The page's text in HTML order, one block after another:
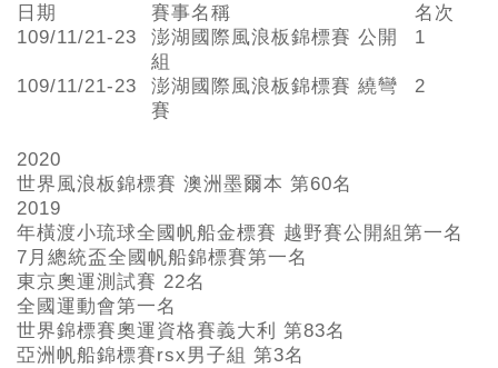
日期 賽事名稱
名次
109/11/21-23
澎湖國際風浪板錦標賽 公開
組
1
109/11/21-23
澎湖國際風浪板錦標賽 繞彎
賽
2
2020
世界風浪板錦標賽 澳洲墨爾本 第60名
2019
年橫渡小琉球全國帆船金標賽 越野賽公開組第一名
7 月總統盃全國帆船錦標賽第一名
東京奧運測試賽 22名
全國運動會第一名
世界錦標賽奧運資格賽義大利 第83名
亞洲帆船錦標賽rsx男子組 第3名